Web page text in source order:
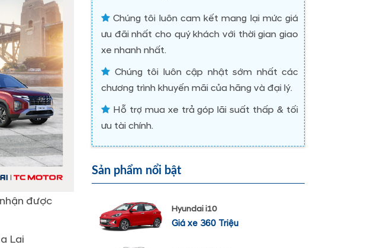
được
Lai
Chúng tôi luôn cam kết mang lại mức giá
ưu đãi nhất cho quý khách với thời gian giao
xe nhanh nhất.
Chúng tôi luôn cập nhật sớm nhất các
chương trình khuyến mãi của hãng và đại lý.
Hỗ trợ mua xe trả góp lãi suất thấp & tối
ưu tài chính.
Sản phẩm nổi bật
Hyundai i10
Giá xe 360 Triệu